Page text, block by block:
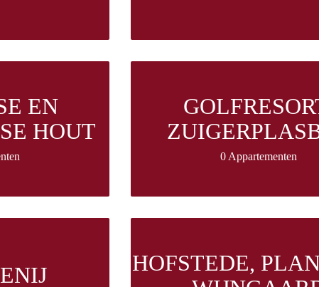
EN
HOUT
0 Appartementen
HOFSTEDE,